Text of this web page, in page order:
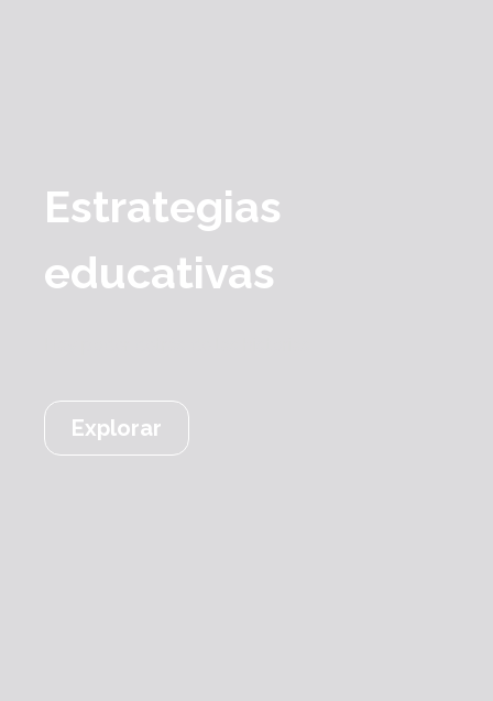
Estrategias
educativas
Explorar